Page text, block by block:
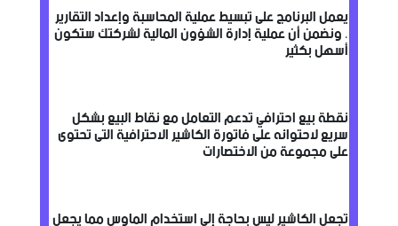
يعمل البرنامج على تبسيط عملية المحاسبة وإعداد التقارير
، ونضمن أن عملية إدارة الشؤون المالية لشركتك ستكون
أسهل بكثير
نقطة بيع احترافي تدعم التعامل مع نقاط البيع بشكل
سريع لاحتوائه على فاتورة الكاشير الاحترافية التى تحتوى
على مجموعة من الاختصارات
تجعل الكاشير ليس بحاجة إلى استخدام الماوس مما يجعل